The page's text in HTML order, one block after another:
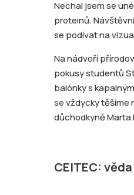
Nechal jsem se
proteinů.
se podívat na
Na nádvoří
pokusy studentů
balónky s
se vždycky těšíme
důchodkyně Marta
CEITEC: